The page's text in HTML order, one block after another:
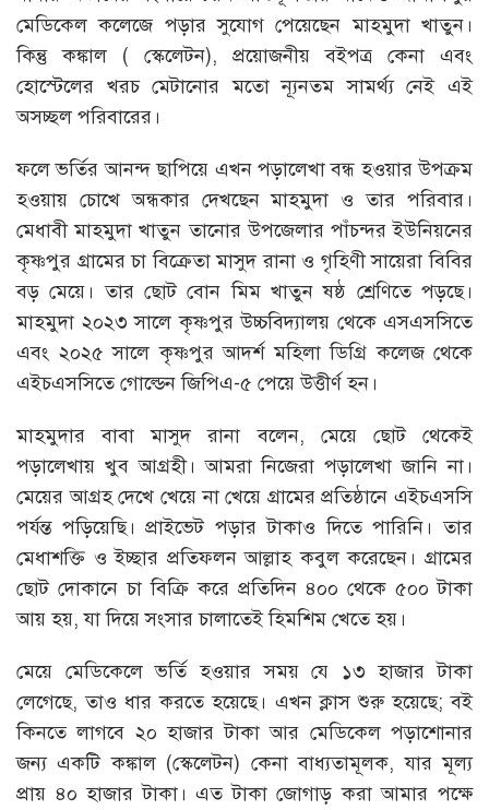
মেডিকেল কলেজে পড়ার সুযোগ পেয়েছেন মাহমুদা খাতুন।
কিন্তু কঙ্কাল ( স্কেলেটন), প্রয়োজনীয় বইপত্র কেনা এবং
হোস্টেলের খরচ মেটানোর মতো ন্যূনতম সামর্থ্য নেই এই
অসচ্ছল পরিবারের।
ফলে ভর্তির আনন্দ ছাপিয়ে এখন পড়ালেখা বন্ধ হওয়ার উপক্রম
হওয়ায় চোখে অন্ধকার দেখছেন মাহমুদা ও তার পরিবার।
মেধাবী মাহমুদা খাতুন তানোর উপজেলার পাঁচন্দর ইউনিয়নের
কৃষ্ণপুর গ্রামের চা বিক্রেতা মাসুদ রানা ও গৃহিণী সায়েরা বিবির
বড় মেয়ে। তার ছোট বোন মিম খাতুন ষষ্ঠ শ্রেণিতে পড়ছে।
মাহমুদা ২০২৩ সালে কৃষ্ণপুর উচ্চবিদ্যালয় থেকে এসএসসিতে
এবং ২০২৫ সালে কৃষ্ণপুর আদর্শ মহিলা ডিগ্রি কলেজ থেকে
এইচএসসিতে গোল্ডেন জিপিএ-৫ পেয়ে উত্তীর্ণ হন।
মাহমুদার বাবা মাসুদ রানা বলেন, মেয়ে ছোট থেকেই
পড়ালেখায় খুব আগ্রহী। আমরা নিজেরা পড়ালেখা জানি না।
মেয়ের আগ্রহ দেখে খেয়ে না খেয়ে গ্রামের প্রতিষ্ঠানে এইচএসসি
পর্যন্ত পড়িয়েছি। প্রাইভেট পড়ার টাকাও দিতে পারিনি। তার
মেধাশক্তি ও ইচ্ছার প্রতিফলন আল্লাহ কবুল করেছেন। গ্রামের
ছোট দোকানে চা বিক্রি করে প্রতিদিন ৪০০ থেকে ৫০০ টাকা
আয় হয়, যা দিয়ে সংসার চালাতেই হিমশিম খেতে হয়।
মেয়ে মেডিকেলে ভর্তি হওয়ার সময় যে ১৩ হাজার টাকা
লেগেছে, তাও ধার করতে হয়েছে। এখন ক্লাস শুরু হয়েছে; বই
কিনতে লাগবে ২০ হাজার টাকা আর মেডিকেল পড়াশোনার
জন্য একটি কঙ্কাল (স্কেলেটন) কেনা বাধ্যতামূলক, যার মূল্য
প্রায় ৪০ হাজার টাকা। এত টাকা জোগাড় করা আমার পক্ষে